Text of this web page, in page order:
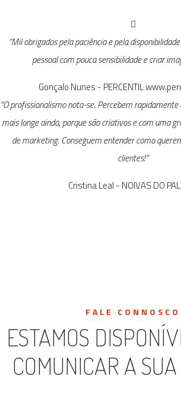
“Mil obrigados pela paciência e pela
pessoal com pouca sensibilidade e criar
Gonçalo Nunes - PERCENTIL
“O profissionalismo nota-se. Percebem
mais longe ainda, porque são criativos e com uma
de marketing. Conseguem entender como
clientes!”
Cristina Leal - NOIVAS DO
FALE CONNOSCO
ESTAMOS
COMUNICAR A